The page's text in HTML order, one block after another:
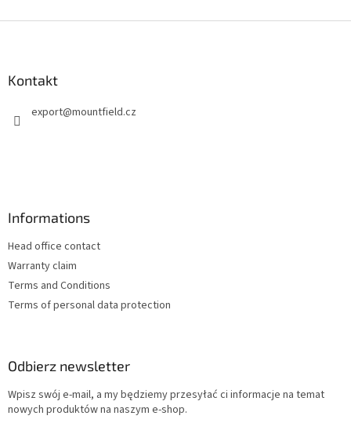
Kontakt
export@mountfield.cz
Informations
Head office contact
Warranty claim
Terms and Conditions
Terms of personal data protection
Odbierz newsletter
Wpisz swój e-mail, a my będziemy przesyłać ci informacje na temat
nowych produktów na naszym e-shop.